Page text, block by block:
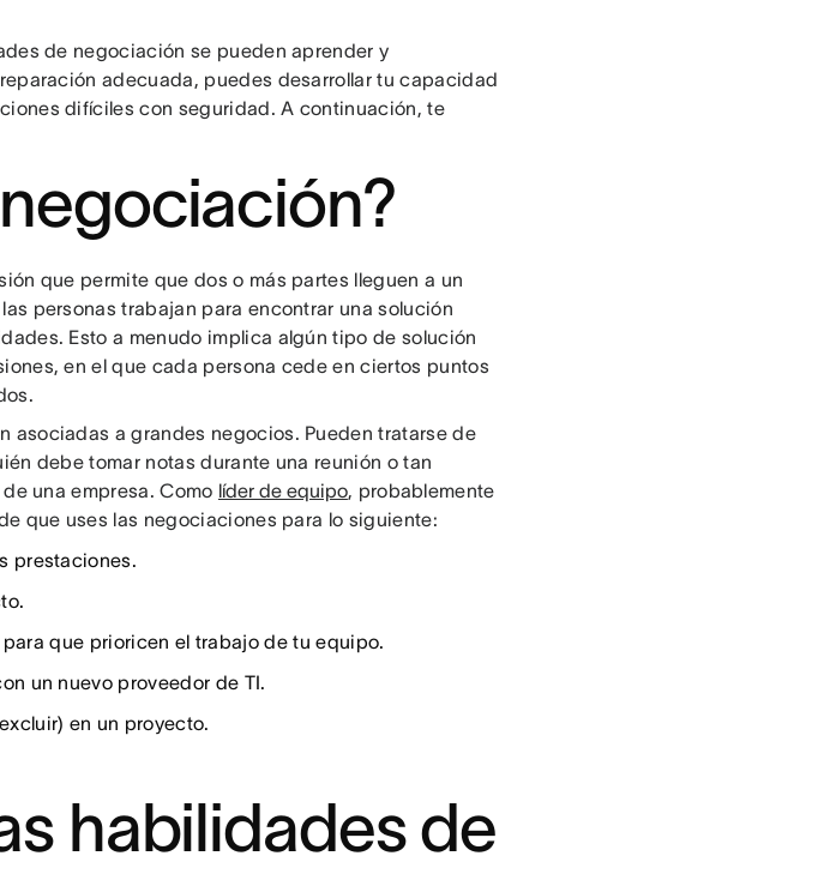
de negociación se pueden aprender y
adecuada, puedes desarrollar tu capacidad
difíciles con seguridad. A continuación, te
que permite que dos o más partes lleguen a un
personas trabajan para encontrar una solución
Esto a menudo implica algún tipo de solución
en el que cada persona cede en ciertos puntos
asociadas a grandes negocios. Pueden tratarse de
debe tomar notas durante una reunión o tan
una empresa. Como líder de equipo, probablemente
que uses las negociaciones para lo siguiente:
prestaciones.
para que prioricen el trabajo de tu equipo.
un nuevo proveedor de TI.
en un proyecto.
habilidades de